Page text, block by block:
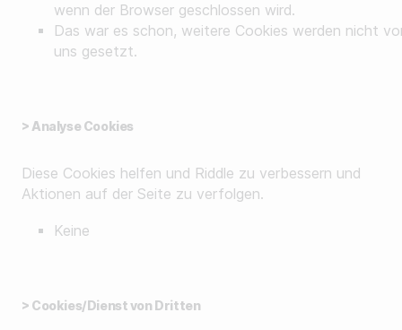
wenn der Browser geschlossen wird.
Das war es schon, weitere Cookies werden nicht
uns gesetzt.
> Analyse Cookies
Diese Cookies helfen und Riddle zu verbessern und
Aktionen auf der Seite zu verfolgen.
Keine
> Cookies/Dienst von Dritten